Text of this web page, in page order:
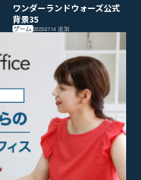
ワンダーランドウォーズ公式
背景35
ゲーム 2023.07.14追加